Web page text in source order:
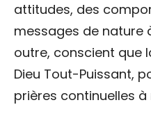
attitudes, des
messages de nature
outre, conscient que
Dieu Tout-Puissant,
prières continuelles